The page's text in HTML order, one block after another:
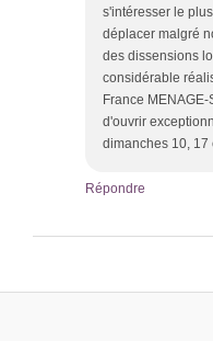
s'intéresser le
déplacer malgré
des dissensions
considérable
France
d'ouvrir
dimanches 10, 17
Répondre